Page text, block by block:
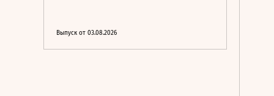
Выпуск от 03.08.2026